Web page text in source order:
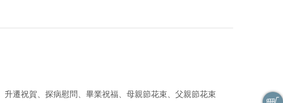
遷祝賀、探病慰問、畢業祝福、母親節花束、父親節花束